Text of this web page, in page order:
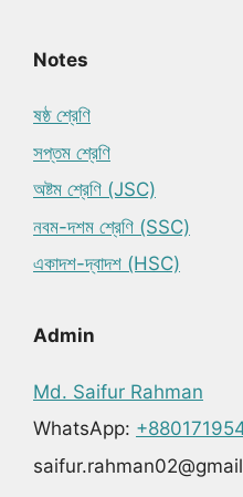
Notes
ষষ্ঠ শ্রেণি
সপ্তম শ্রেণি
অষ্টম শ্রেণি (JSC)
নবম-দশম শ্রেণি (SSC)
একাদশ-দ্বাদশ (HSC)
Admin
Md. Saifur Rahman
WhatsApp: